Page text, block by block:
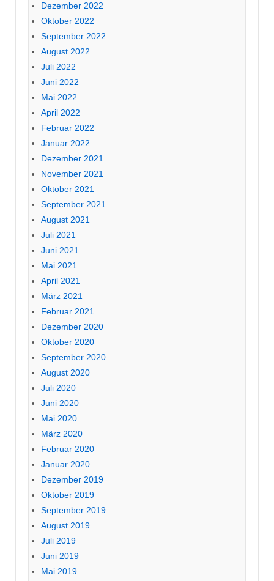
Dezember 2022
Oktober 2022
September 2022
August 2022
Juli 2022
Juni 2022
Mai 2022
April 2022
Februar 2022
Januar 2022
Dezember 2021
November 2021
Oktober 2021
September 2021
August 2021
Juli 2021
Juni 2021
Mai 2021
April 2021
März 2021
Februar 2021
Dezember 2020
Oktober 2020
September 2020
August 2020
Juli 2020
Juni 2020
Mai 2020
März 2020
Februar 2020
Januar 2020
Dezember 2019
Oktober 2019
September 2019
August 2019
Juli 2019
Juni 2019
Mai 2019